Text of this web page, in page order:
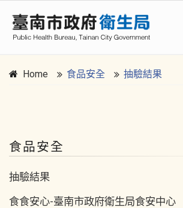
Home 食品安全 抽驗結果
食品安全
抽驗結果
食食安心-臺南市政府衛生局食安中心